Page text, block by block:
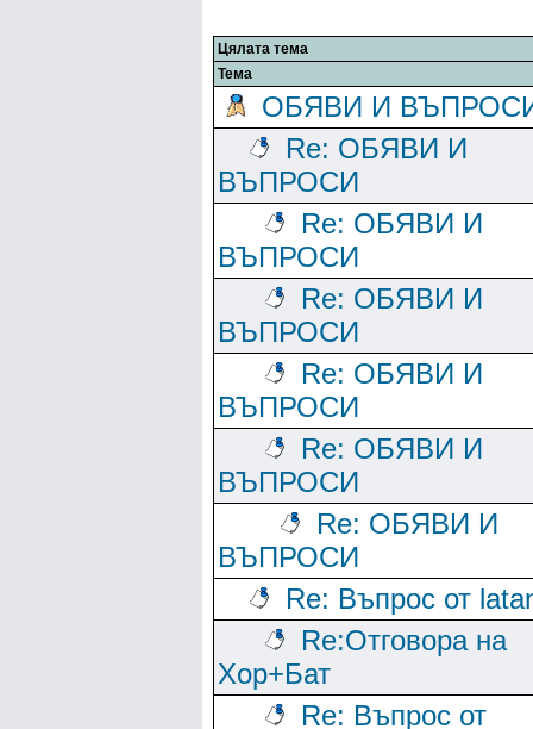
Цялата тема
Тема
ОБЯВИ И
Re: ОБЯВИ И
ВЪПРОСИ
Re: ОБЯВИ И
ВЪПРОСИ
Re: ОБЯВИ И
ВЪПРОСИ
Re: ОБЯВИ И
ВЪПРОСИ
Re: ОБЯВИ И
ВЪПРОСИ
Re: ОБЯВИ И
ВЪПРОСИ
Re: Въпрос от
Re:Отговора на
Хор+Бат
Re: Въпрос от